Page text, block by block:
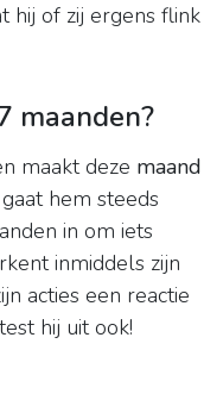
hij of zij ergens flink
maanden?
maakt deze maand
hem steeds
in om iets
inmiddels zijn
acties een reactie
hij uit ook!